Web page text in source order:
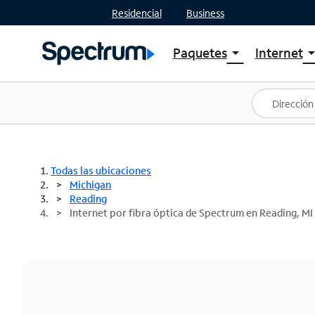
Residencial Business
Paquetesarrow_drop_down
Ver paquetes
Spectrum One
Mejores ofertas
Internetarrow_drop_down
Planes
Todas las ubicaciones
Michigan
Reading
Internet por fibra óptica de Spectrum en Reading, MI